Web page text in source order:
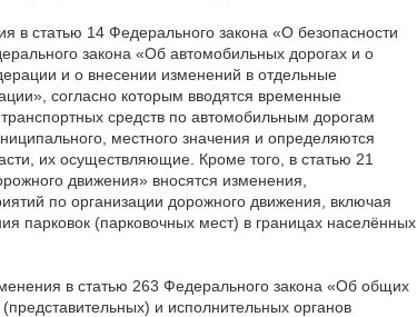
в статью 14 Федерального закона «О безопасности
закона «Об автомобильных дорогах и о
и о внесении изменений в отдельные
согласно которым вводятся временные
средств по автомобильным дорогам
местного значения и определяются
их осуществляющие. Кроме того, в статью 21
движения» вносятся изменения,
по организации дорожного движения, включая
парковок (парковочных мест) в границах населённых
в статью 263 Федерального закона «Об общих
и исполнительных органов